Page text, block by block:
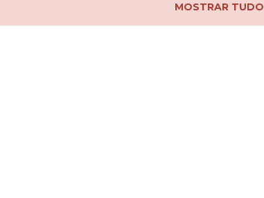
MOSTRAR TUDO